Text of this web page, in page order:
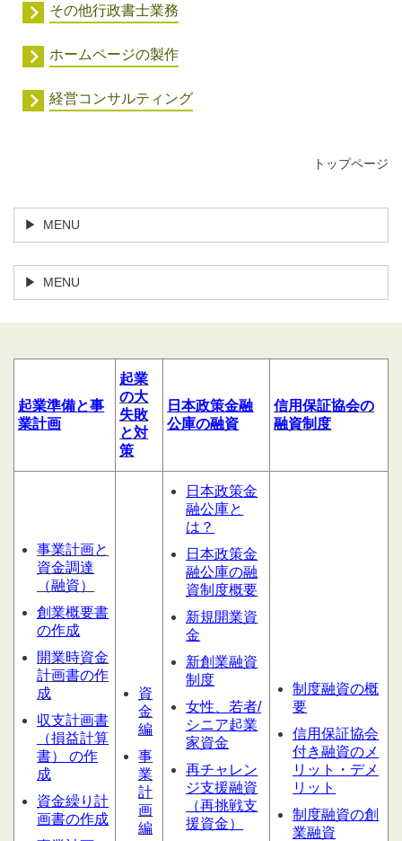
その他行政書士業務
ホームページの製作
経営コンサルティング
トップページ
MENU
MENU
起業準備と事
業計画
起業
の大
失敗
と対
策
日本政策金融
公庫の融資
信用保証協会の
融資制度
事業計画と
資金調達
（融資）
創業概要書
の作成
開業時資金
計画書の作
成
収支計画書
（損益計算
書） の作
成
資金繰り計
画書の作成
資
金
編
事
業
計
画
編
日本政策金
融公庫と
は？
日本政策金
融公庫の融
資制度概要
新規開業資
金
新創業融資
制度
女性、若者/
シニア起業
家資金
再チャレン
ジ支援融資
（再挑戦支
援資金）
制度融資の概
要
信用保証協会
付き融資のメ
リット・デメ
リット
制度融資の創
業融資